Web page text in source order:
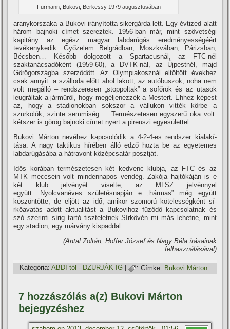
Furmann, Bukovi, Berkessy 1979 augusztusában
aranykorszaka a Bukovi irányí­totta sikergárda lett. Egy évtized alatt
három bajnoki cí­met szereztek. 1956-ban már, mint szövetségi
kapitány az egész magyar labdarúgás eredményességéért
tevékenykedik. Győzelem Belgrádban, Moszkvában, Párizsban,
Bécsben… Később dolgozott a Spartacusnál, az FTC-nél
szaktanácsadóként (1959-60), a DVTK-nál, az Újpestnél, majd
Görögországba szerződött. Az Olympiakosznál eltöltött évekhez
csak annyit: a szálloda előtt ahol lakott, az autóbuszok, noha nem
volt megálló – rendszeresen „stoppoltak” a sofőrök és az utasok
leugráltak a járműről, hogy megéljenezzék a Mestert. Ehhez képest
az, hogy a stadionokban sokszor a vállukon vitték körbe a
szurkolók, szinte semmiség … Természetesen egyszerű oka volt:
kétszer is görög bajnoki cí­met nyert a pireuszi egyesülettel.
Bukovi Márton nevéhez kapcsolódik a 4-2-4-es rendszer kialakí­
tása. A nagy taktikus hí­rében álló edző hozta be az egyetemes
labdarúgásába a hátravont középcsatár posztját.
Idős korában természetesen két kedvenc klubja, az FTC és az
MTK meccsein volt mindennapos vendég. Zakója hajtókáján is e
két klub jelvényét viselte, az MLSZ jelvénnyel
együtt. Nyolcvanéves születésnapján e „hármas” még együtt
köszöntötte, de eljött az idő, amikor szomorú kötelességként sí­
rkőavatás adott aktualitást a Bukovihoz fűződő kapcsolatnak és
szó szerinti sí­rig tartó tiszteletnek Sí­rkövén mi más lehetne, mint
egy stadion, egy márvány kispaddal.
(Antal Zoltán, Hoffer József és Nagy Béla í­rásainak
felhasználásával)
Kategória: ABDI-tól - DZURJÁK-IG | Címke: Bukovi Márton
7 hozzászólás a(z) Bukovi Márton
bejegyzéshez